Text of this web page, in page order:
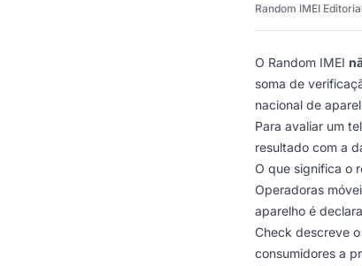
Random IMEI
O Random IMEI
soma de
nacional de
Para avaliar um
resultado com a
O que significa o
Operadoras
aparelho é
Check descreve
consumidores a